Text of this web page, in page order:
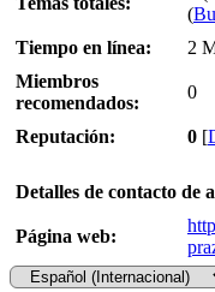
(
Tiempo en línea:
2
Miembros
recomendados:
0
Reputación: 0 [
Detalles de contacto de
Página web: